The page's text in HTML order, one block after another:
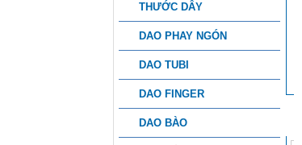
THƯỚC DÂY
DAO PHAY NGÓN
DAO TUBI
DAO FINGER
DAO BÀO